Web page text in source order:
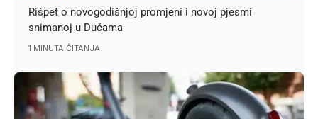
Rišpet o novogodišnjoj promjeni i novoj pjesmi
snimanoj u Dućama
1 MINUTA ČITANJA